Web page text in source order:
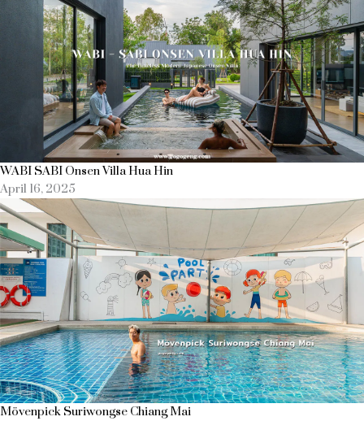
WABI SABI Onsen Villa Hua Hin
April 16, 2025
Mövenpick Suriwongse Chiang Mai